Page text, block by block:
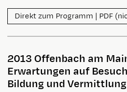
Direkt zum Programm | PDF
2013 Offenbach am
Erwartungen auf
Bildung und